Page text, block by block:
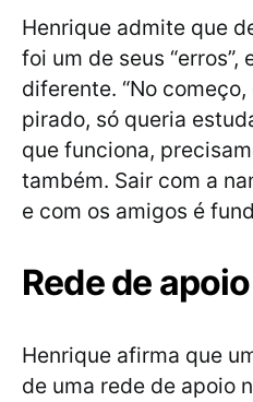
Henrique admite que
foi um de seus “erros”,
diferente. “No
pirado, só queria
que funciona,
também. Sair com a
e com os amigos é
Rede de apoio
Henrique afirma que
de uma rede de apoio